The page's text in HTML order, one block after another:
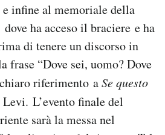
infine al memoriale della
dove ha acceso il braciere e ha
di tenere un discorso in
frase “Dove sei, uomo? Dove
riferimento aSe questo
L’evento finale del
sarà la messa nel